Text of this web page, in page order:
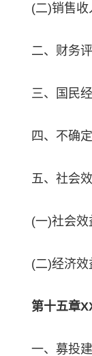
(二)销售收
二、财务
三、国民
四、不确
五、社会
(一)社会效
(二)经济效
第十五章
一、募投